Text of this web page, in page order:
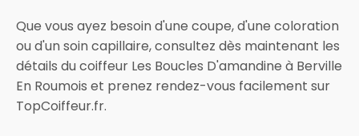
Que vous ayez besoin d'une coupe, d'une coloration
ou d'un soin capillaire, consultez dès maintenant les
détails du coiffeur Les Boucles D'amandine à Berville
En Roumois et prenez rendez-vous facilement sur
TopCoiffeur.fr.